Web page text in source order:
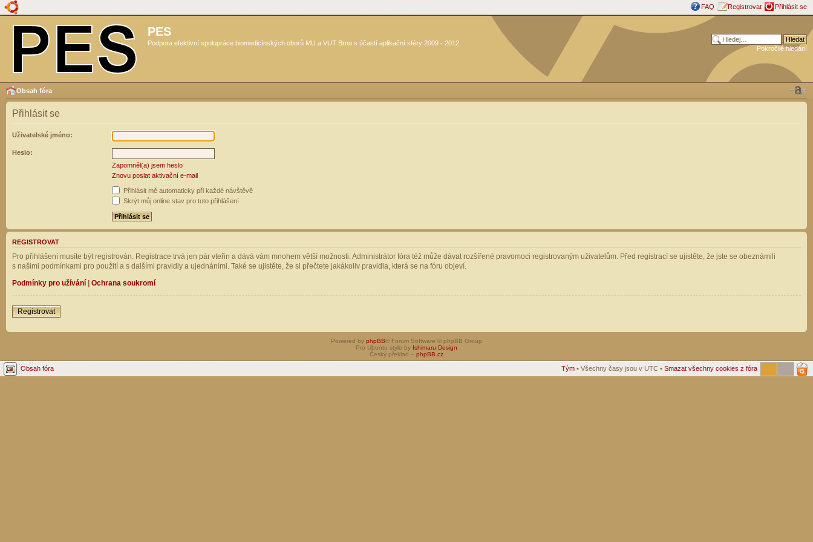
FAQ Registrovat Přihlásit se
PES
Podpora efektivní spolupráce biomedicínských oborů MU a VUT Brno s účastí aplikační sféry 2009 - 2012
Pokročilé hledání
Obsah fóra
Přihlásit se
Uživatelské jméno:
Heslo:
Zapomněl(a) jsem heslo
Znovu poslat aktivační e-mail
Přihlásit mě automaticky při každé návštěvě
Skrýt můj online stav pro toto přihlášení
REGISTROVAT
Pro přihlášení musíte být registrován. Registrace trvá jen pár vteřin a dává vám mnohem větší možnosti. Administrátor fóra též může dávat rozšířené pravomoci registrovaným uživatelům. Před registrací se ujistěte, že jste se obeznámili
s našimi podmínkami pro použití a s dalšími pravidly a ujednáními. Také se ujistěte, že si přečtete jakákoliv pravidla, která se na fóru objeví.
Podmínky pro užívání | Ochrana soukromí
Registrovat
Powered by phpBB® Forum Software © phpBB Group
Pro Ubuntu style by Ishimaru Design
Český překlad – phpBB.cz
Obsah fóra Tým • Všechny časy jsou v UTC • Smazat všechny cookies z fóra